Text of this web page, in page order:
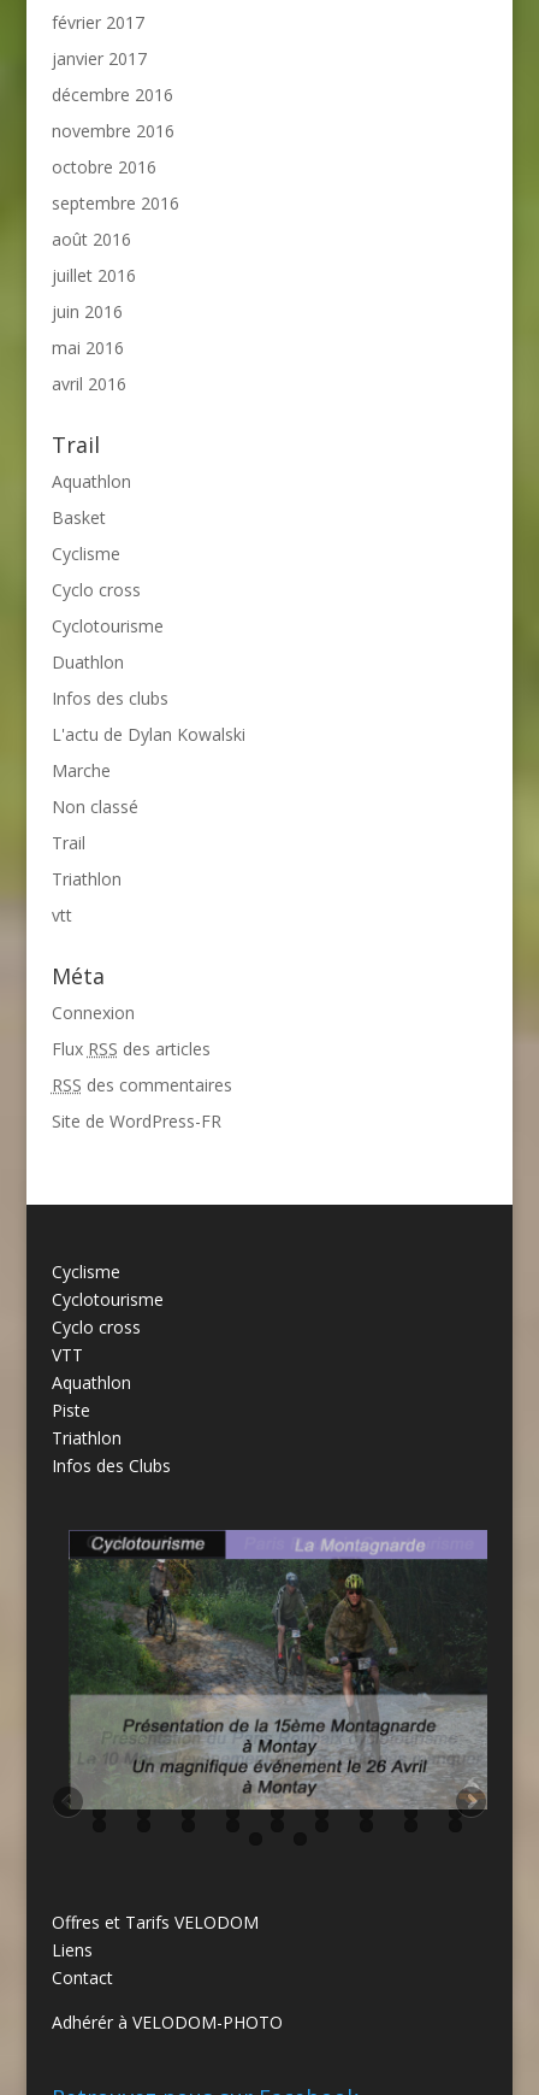
février 2017
janvier 2017
décembre 2016
novembre 2016
octobre 2016
septembre 2016
août 2016
juillet 2016
juin 2016
mai 2016
avril 2016
Trail
Aquathlon
Basket
Cyclisme
Cyclo cross
Cyclotourisme
Duathlon
Infos des clubs
L'actu de Dylan Kowalski
Marche
Non classé
Trail
Triathlon
vtt
Méta
Connexion
Flux RSS des articles
RSS des commentaires
Site de WordPress-FR
Cyclisme
Cyclotourisme
Cyclo cross
VTT
Aquathlon
Piste
Triathlon
Infos des Clubs
Offres et Tarifs VELODOM
Liens
Contact
Adhérér à VELODOM-PHOTO